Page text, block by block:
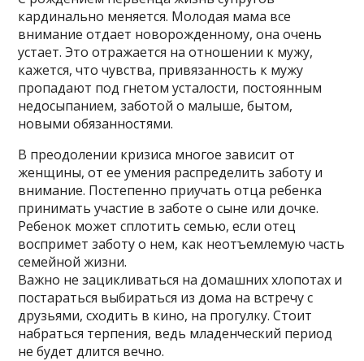
кардинально меняется. Молодая мама все
внимание отдает новорожденному, она очень
устает. Это отражается на отношении к мужу,
кажется, что чувства, привязанность к мужу
пропадают под гнетом усталости, постоянным
недосыпанием, заботой о малыше, бытом,
новыми обязанностями.
В преодолении кризиса многое зависит от
женщины, от ее умения распределить заботу и
внимание. Постепенно приучать отца ребенка
принимать участие в заботе о сыне или дочке.
Ребенок может сплотить семью, если отец
воспримет заботу о нем, как неотъемлемую часть
семейной жизни.
Важно не зацикливаться на домашних хлопотах и
постараться выбираться из дома на встречу с
друзьями, сходить в кино, на прогулку. Стоит
набраться терпения, ведь младенческий период
не будет длится вечно.